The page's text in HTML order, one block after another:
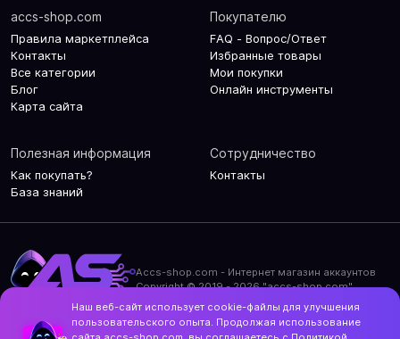
accs-shop.com
Правила маркетплейса
Контакты
Все категории
Блог
Карта сайта
Покупателю
FAQ - Вопрос/Ответ
Избранные товары
Мои покупки
Онлайн инструменты
Полезная информация
Как покупать?
База знаний
Сотрудничество
Контакты
Accs-shop.com - Интернет магазин аккаунтов
Copyright © 2019 - 2026 "accs-shop.com"
Политика использования cookie-файлов
Наш веб-сайт использует cookie-файлы для улучшения
пользовательского опыта. Продолжая использование